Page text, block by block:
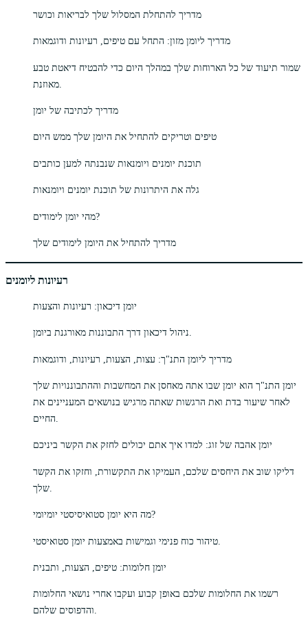
מדריך להתחלת המסלול שלך לבריאות וכושר
מדריך ליומן מזון: התחל עם טיפים, רעיונות ודוגמאות
שמור תיעוד של כל הארוחות שלך במהלך היום כדי להבטיח דיאטת טבע
מדריך לכתיבה של יומן
טיפים וטריקים להתחיל את היומן שלך ממש היום
תוכנת יומנים ויומנאות שנבנתה למען כותבים
גלה את היתרונות של תוכנת יומנים ויומנאות
מהי יומן לימודים?
מדריך להתחיל את היומן לימודים שלך
רעיונות ליומנים
יומן דיכאון: רעיונות והצעות
ניהול דיכאון דרך התבוננות מאורגנת ביומן.
מדריך ליומן התנ"ך: עצות, הצעות, רעיונות, ודוגמאות
יומן התנ"ך הוא יומן שבו אתה מאחסן את המחשבות וההתבוננויות שלך
לאחר שיעור בדת ואת הרגשות שאתה מרגיש בנושאים המעניינים את
יומן אהבה של זוג: למדו איך אתם יכולים לחזק את הקשר ביניכם
דליקו שוב את היחסים שלכם, העמיקו את התקשורת, וחזקו את הקשר
מה היא יומן סטואיסיסטי יומיומי?
יומן חלומות: טיפים, הצעות, ותבנית
רשמו את החלומות שלכם באופן קבוע ועקבו אחרי נושאי החלומות
והדפוסים שלהם.